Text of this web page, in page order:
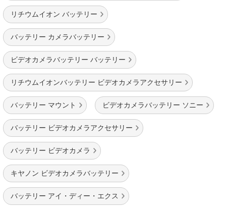
リチウムイオン バッテリー
バッテリー カメラバッテリー
ビデオカメラバッテリー バッテリー
リチウムイオンバッテリー ビデオカメラアクセサリー
バッテリー マウント ビデオカメラバッテリー ソニー
バッテリー ビデオカメラアクセサリー
バッテリー ビデオカメラ
キヤノン ビデオカメラバッテリー
バッテリー アイ・ディー・エクス